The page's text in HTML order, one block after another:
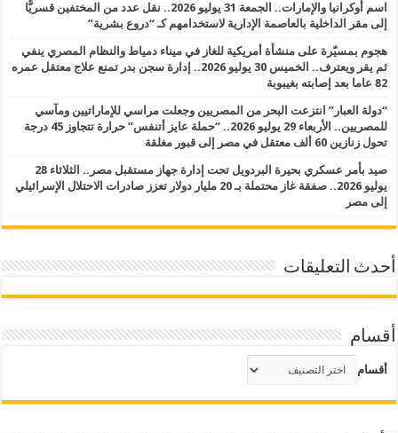
اسم أوكرانيا والإمارات.. الجمعة 31 يوليو 2026.. نقل عدد من المختفين قسريًّا
إلى مقر الداخلية بالعاصمة الإدارية لاستخدامهم كـ “دروع بشرية”
هجوم بمسيّرة على منشأة أمريكية للغاز في ميناء دمياط والنظام المصري ينفي
ثم يقر ويعترف.. الخميس 30 يوليو 2026.. إدارة سجن بدر تمنع علاج معتقل عمره
82 عاما بعد إصابته بغيبوبة
“دولة العبار” انتزعت البحر من المصريين وجعلت مراسي للإماراتيين ومآسي
للمصريين.. الأربعاء 29 يوليو 2026.. “حملة عايز أتنفس” حرارة تتجاوز 45 درجة
تحول زنازين 60 ألف معتقل في مصر إلى قبور مغلقة
صيد بأمر عسكري بحيرة البردويل تحت إدارة جهاز مستقبل مصر.. الثلاثاء 28
يوليو 2026.. صفقة غاز محتملة بـ 20 مليار دولار تعزز صادرات الاحتلال الإسرائيلي
إلى مصر
أحدث التعليقات
أقسام
أقسام